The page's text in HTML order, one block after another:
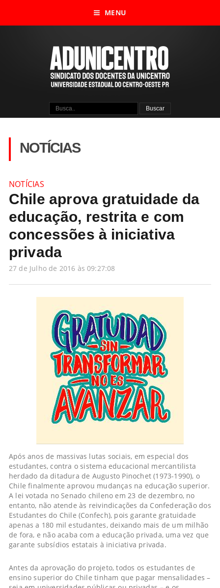
MENU
NOTÍCIAS
NOTÍCIAS
Chile aprova gratuidade da
educação, restrita e com
concessões à iniciativa
privada
27 de Julho de 2016 às 09:27:08
Após anos de massivas lutas sociais, em especial dos
estudantes, contra o sistema educacional mercantilista
herdado da ditadura de Augusto Pinochet (1973-1990), o
Chile finalmente aprovou mudanças na educação superior.
A lei votada no Senado chileno em 23 de dezembro, no
entanto, não atende às reivindicações da Confederação dos
Estudantes do Chile (Confech), pois garante gratuidade
apenas a 180 mil estudantes, deixando mais de um milhão
de fora, e não acaba com a educação privada, uma vez que
garante subsídios estatais à iniciativa privada.
Antes da aprovação do projeto, todos os estudantes de
ensino superior do Chile tinham que pagar mensalidades –